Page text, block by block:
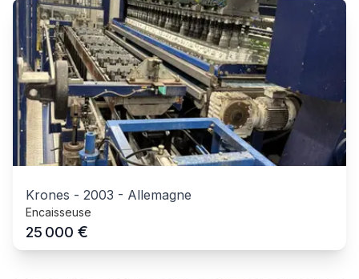
Krones - 2003 - Allemagne
Encaisseuse
25 000 €